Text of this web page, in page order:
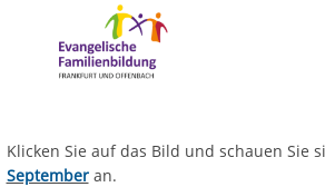
Klicken Sie auf das Bild und schauen Sie
Septemberan.